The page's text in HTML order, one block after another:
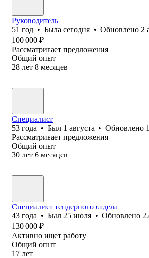
Руководитель
51 год • Была сегодня • Обновлено 2
100 000 ₽
Рассматривает предложения
Общий опыт
28 лет 8 месяцев
Специалист
53 года • Был 1 августа • Обновлено
Рассматривает предложения
Общий опыт
30 лет 6 месяцев
Специалист тендерного отдела
43 года • Был 25 июля • Обновлено
130 000 ₽
Активно ищет работу
Общий опыт
17 лет